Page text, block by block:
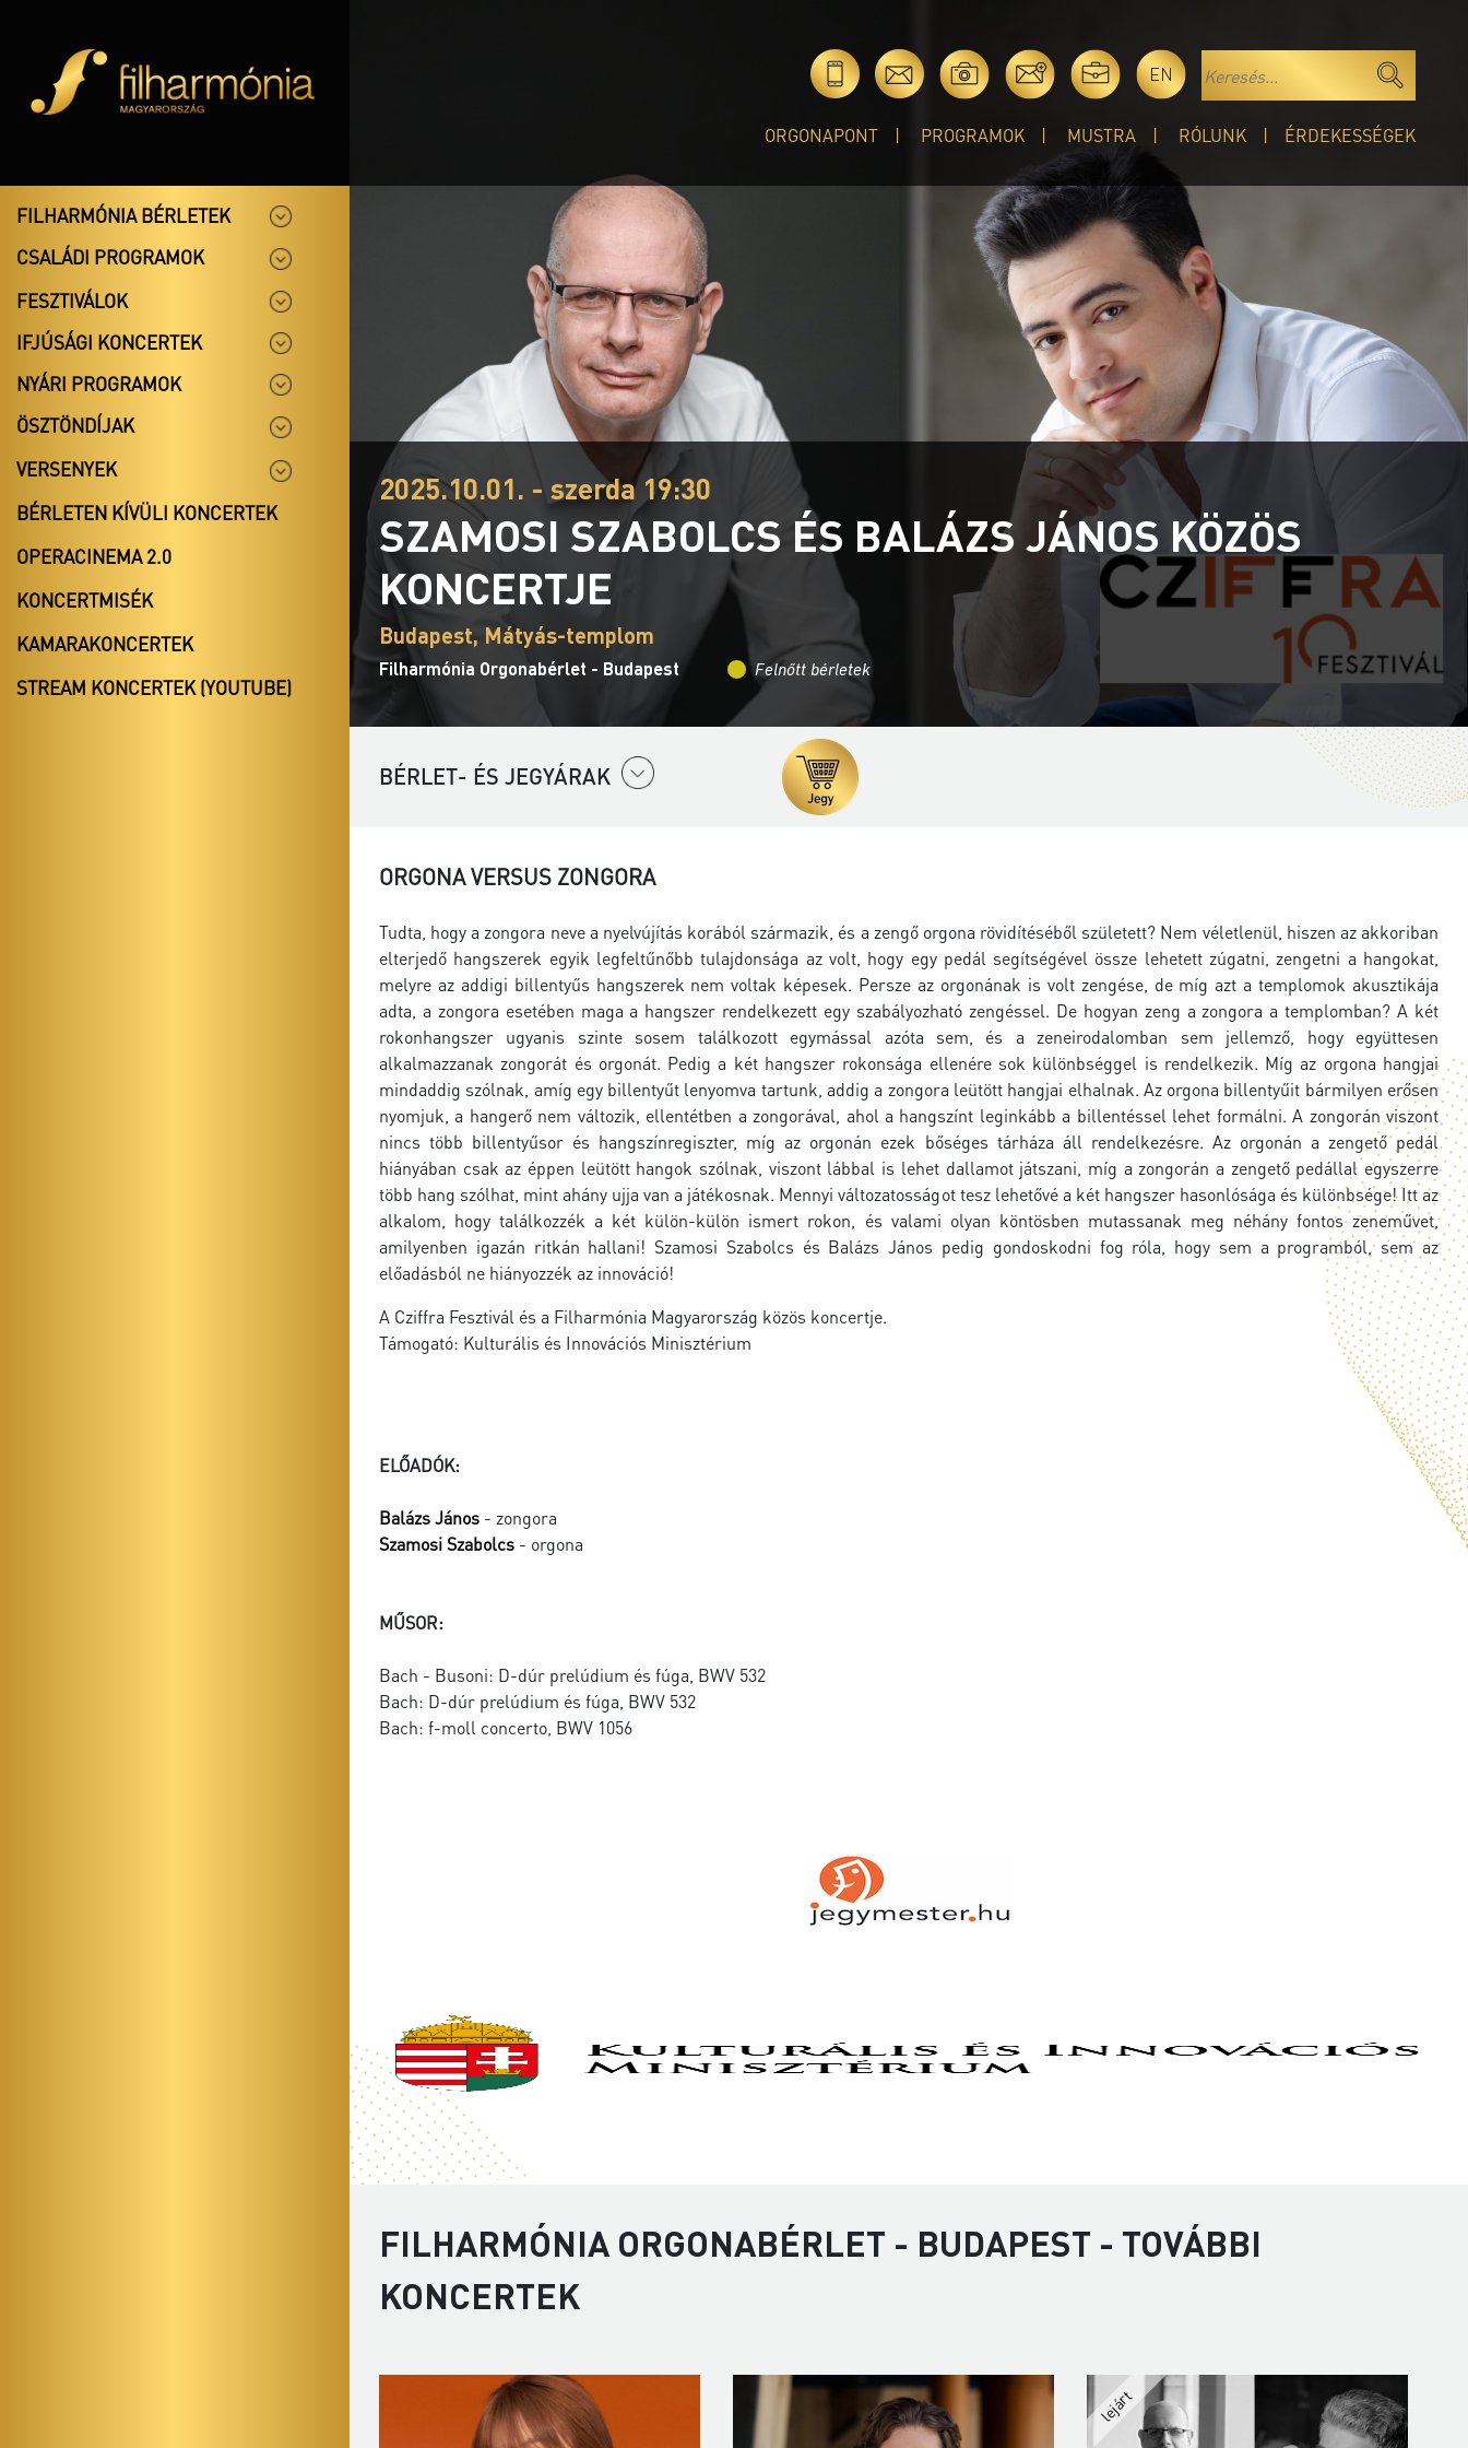
EN
ORGONAPONT PROGRAMOK MUSTRA RÓLUNK ÉRDEKESSÉGEK
FILHARMÓNIA BÉRLETEK
CSALÁDI PROGRAMOK
FESZTIVÁLOK
IFJÚSÁGI KONCERTEK
NYÁRI PROGRAMOK
ÖSZTÖNDÍJAK
VERSENYEK
BÉRLETEN KÍVÜLI KONCERTEK
OPERACINEMA 2.0
KONCERTMISÉK
KAMARAKONCERTEK
STREAM KONCERTEK (YOUTUBE)
2025.10.01. - szerda 19:30
SZAMOSI SZABOLCS ÉS BALÁZS JÁNOS KÖZÖS
KONCERTJE
Budapest, Mátyás-templom
Filharmónia Orgonabérlet - Budapest Felnőtt bérletek
BÉRLET- ÉS JEGYÁRAK
ORGONA VERSUS ZONGORA
Tudta, hogy a zongora neve a nyelvújítás korából származik, és a zengő orgona rövidítéséből született? Nem véletlenül, hiszen az akkoriban
elterjedő hangszerek egyik legfeltűnőbb tulajdonsága az volt, hogy egy pedál segítségével össze lehetett zúgatni, zengetni a hangokat,
melyre az addigi billentyűs hangszerek nem voltak képesek. Persze az orgonának is volt zengése, de míg azt a templomok akusztikája
adta, a zongora esetében maga a hangszer rendelkezett egy szabályozható zengéssel. De hogyan zeng a zongora a templomban? A két
rokonhangszer ugyanis szinte sosem találkozott egymással azóta sem, és a zeneirodalomban sem jellemző, hogy együttesen
alkalmazzanak zongorát és orgonát. Pedig a két hangszer rokonsága ellenére sok különbséggel is rendelkezik. Míg az orgona hangjai
mindaddig szólnak, amíg egy billentyűt lenyomva tartunk, addig a zongora leütött hangjai elhalnak. Az orgona billentyűit bármilyen erősen
nyomjuk, a hangerő nem változik, ellentétben a zongorával, ahol a hangszínt leginkább a billentéssel lehet formálni. A zongorán viszont
nincs több billentyűsor és hangszínregiszter, míg az orgonán ezek bőséges tárháza áll rendelkezésre. Az orgonán a zengető pedál
hiányában csak az éppen leütött hangok szólnak, viszont lábbal is lehet dallamot játszani, míg a zongorán a zengető pedállal egyszerre
több hang szólhat, mint ahány ujja van a játékosnak. Mennyi változatosságot tesz lehetővé a két hangszer hasonlósága és különbsége! Itt az
alkalom, hogy találkozzék a két külön-külön ismert rokon, és valami olyan köntösben mutassanak meg néhány fontos zeneművet,
amilyenben igazán ritkán hallani! Szamosi Szabolcs és Balázs János pedig gondoskodni fog róla, hogy sem a programból, sem az
előadásból ne hiányozzék az innováció!
A Cziffra Fesztivál és a Filharmónia Magyarország közös koncertje.
Támogató: Kulturális és Innovációs Minisztérium
ELŐADÓK:
Balázs János - zongora
Szamosi Szabolcs - orgona
MŰSOR:
Bach - Busoni: D-dúr prelúdium és fúga, BWV 532
Bach: D-dúr prelúdium és fúga, BWV 532
Bach: f-moll concerto, BWV 1056
FILHARMÓNIA ORGONABÉRLET - BUDAPEST - TOVÁBBI
KONCERTEK